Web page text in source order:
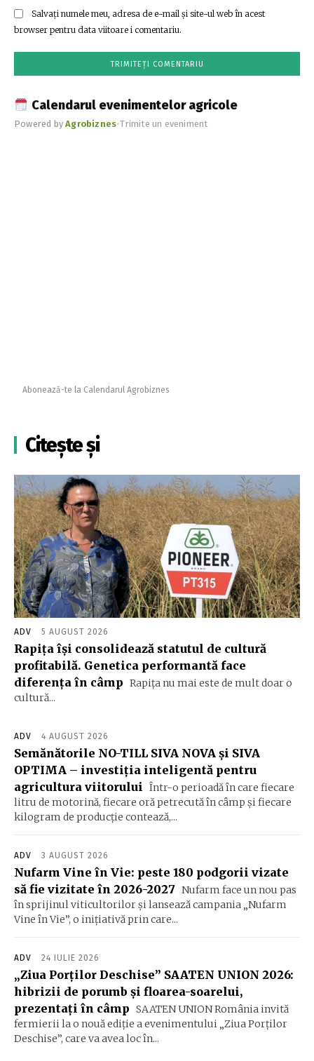
Salvați numele meu, adresa de e-mail și site-ul web în acest
browser pentru data viitoare i comentariu.
Calendarul evenimentelor agricole
Powered byAgrobiznes•Trimite un eveniment
Abonează-te la Calendarul Agrobiznes
Citește și
ADV 5 AUGUST 2026
Rapița își consolidează statutul de cultură
profitabilă. Genetica performantă face
diferența în câmp Rapița nu mai este de mult doar o
cultură...
ADV 4 AUGUST 2026
Semănătorile NO-TILL SIVA NOVA și SIVA
OPTIMA – investiția inteligentă pentru
agricultura viitorului Într-o perioadă în care fiecare
litru de motorină, fiecare oră petrecută în câmp și fiecare
kilogram de producție contează,...
ADV 3 AUGUST 2026
Nufarm Vine în Vie: peste 180 podgorii vizate
să fie vizitate în 2026-2027 Nufarm face un nou pas
în sprijinul viticultorilor și lansează campania „Nufarm
Vine în Vie”, o inițiativă prin care...
ADV 24 IULIE 2026
„Ziua Porților Deschise” SAATEN UNION 2026:
hibrizii de porumb și floarea-soarelui,
prezentați în câmp SAATEN UNION România invită
fermierii la o nouă ediție a evenimentului „Ziua Porților
Deschise”, care va avea loc în...